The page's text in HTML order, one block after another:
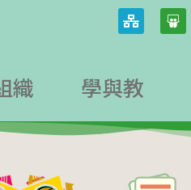
織 學與教